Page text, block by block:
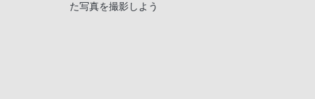
た写真を撮影しよう